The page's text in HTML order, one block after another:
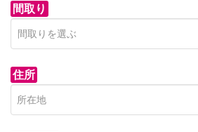
間取り
住所